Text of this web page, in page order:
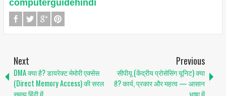
computerguidehindi
Next
DMA क्या है? डायरेक्ट मेमोरी एक्सेस
(Direct Memory Access) की सरल
समझ हिंदी में
Previous
सीपीयू (केंद्रीय प्रोसेसिंग यूनिट) क्या
है? कार्य, प्रकार और महत्व — आसान
भाषा में